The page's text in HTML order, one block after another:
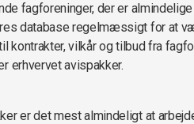
fagforeninger, der er
database regelmæssigt for at
kontrakter, vilkår og tilbud fra
erhvervet avispakker.
er det mest almindeligt at